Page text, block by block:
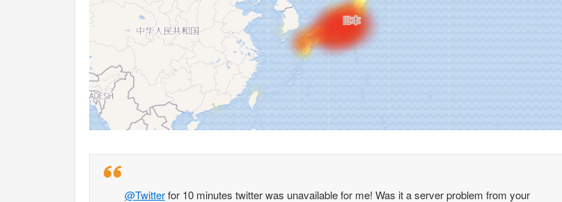
@Twitterfor 10 minutes twitter was unavailable for me! Was it a server problem from your